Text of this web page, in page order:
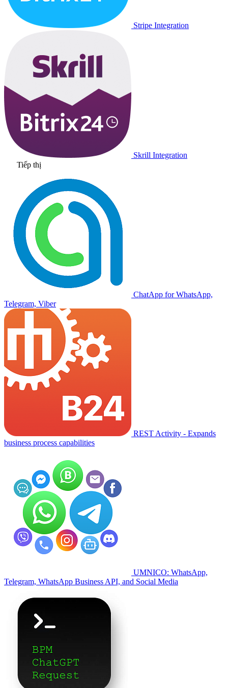
Stripe Integration
Skrill Integration
Tiếp thị
ChatApp for WhatsApp,
Telegram, Viber
REST Activity - Expands
business process capabilities
UMNICO: WhatsApp,
Telegram, WhatsApp Business API, and Social Media